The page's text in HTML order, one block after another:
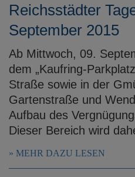
Reichsstädter
September 2015
Ab Mittwoch, 09.
dem „Kaufring-
Straße sowie in der
Gartenstraße und
Aufbau des
Dieser Bereich wird
MEHR DAZU LESEN